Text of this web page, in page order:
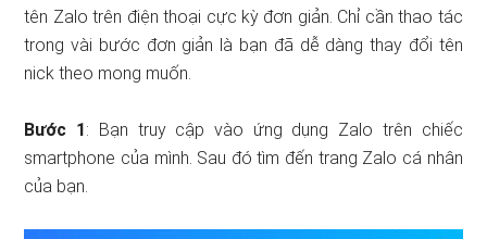
tên Zalo trên điện thoại cực kỳ đơn giản. Chỉ cần thao tác
trong vài bước đơn giản là bạn đã dễ dàng thay đổi tên
nick theo mong muốn.
Bước 1: Bạn truy cập vào ứng dụng Zalo trên chiếc
smartphone của mình. Sau đó tìm đến trang Zalo cá nhân
của bạn.